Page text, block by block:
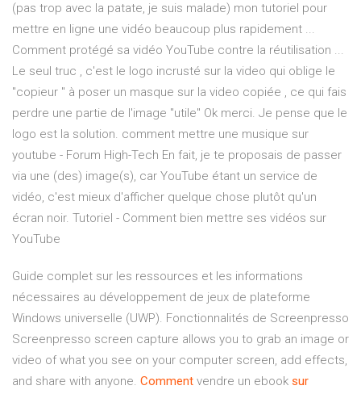
(pas trop avec la patate, je suis malade) mon tutoriel pour
mettre en ligne une vidéo beaucoup plus rapidement ...
Comment protégé sa vidéo YouTube contre la réutilisation ...
Le seul truc , c'est le logo incrusté sur la video qui oblige le
"copieur " à poser un masque sur la video copiée , ce qui fais
perdre une partie de l'image "utile" Ok merci. Je pense que le
logo est la solution. comment mettre une musique sur
youtube - Forum High-Tech En fait, je te proposais de passer
via une (des) image(s), car YouTube étant un service de
vidéo, c'est mieux d'afficher quelque chose plutôt qu'un
écran noir. Tutoriel - Comment bien mettre ses vidéos sur
YouTube
Guide complet sur les ressources et les informations
nécessaires au développement de jeux de plateforme
Windows universelle (UWP). Fonctionnalités de Screenpresso
Screenpresso screen capture allows you to grab an image or
video of what you see on your computer screen, add effects,
and share with anyone. Comment vendre un ebook sur